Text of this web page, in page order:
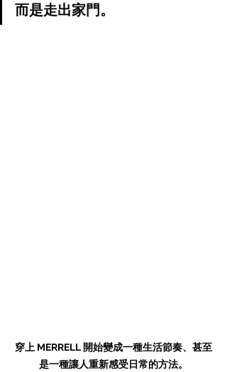
而是走出家門。
穿上 MERRELL 開始變成一種生活節奏、甚至
是一種讓人重新感受日常的方法。